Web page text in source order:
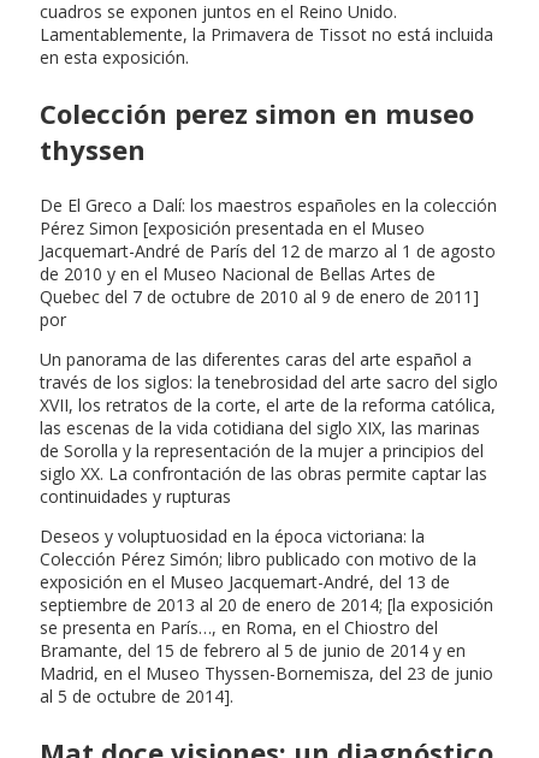
cuadros se exponen juntos en el Reino Unido.
Lamentablemente, la Primavera de Tissot no está incluida
en esta exposición.
Colección perez simon en museo
thyssen
De El Greco a Dalí: los maestros españoles en la colección
Pérez Simon [exposición presentada en el Museo
Jacquemart-André de París del 12 de marzo al 1 de agosto
de 2010 y en el Museo Nacional de Bellas Artes de
Quebec del 7 de octubre de 2010 al 9 de enero de 2011]
por
Un panorama de las diferentes caras del arte español a
través de los siglos: la tenebrosidad del arte sacro del siglo
XVII, los retratos de la corte, el arte de la reforma católica,
las escenas de la vida cotidiana del siglo XIX, las marinas
de Sorolla y la representación de la mujer a principios del
siglo XX. La confrontación de las obras permite captar las
continuidades y rupturas
Deseos y voluptuosidad en la época victoriana: la
Colección Pérez Simón; libro publicado con motivo de la
exposición en el Museo Jacquemart-André, del 13 de
septiembre de 2013 al 20 de enero de 2014; [la exposición
se presenta en París…, en Roma, en el Chiostro del
Bramante, del 15 de febrero al 5 de junio de 2014 y en
Madrid, en el Museo Thyssen-Bornemisza, del 23 de junio
al 5 de octubre de 2014].